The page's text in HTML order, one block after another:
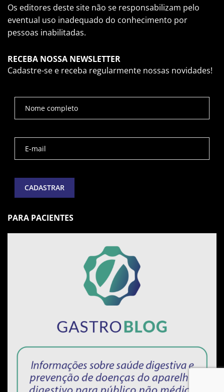
Os editores deste site não se responsabilizam pelo
eventual uso inadequado do conhecimento por
pessoas inabilitadas.
RECEBA NOSSA NEWSLETTER
Cadastre-se e receba regularmente nossas novidades!
PARA PACIENTES